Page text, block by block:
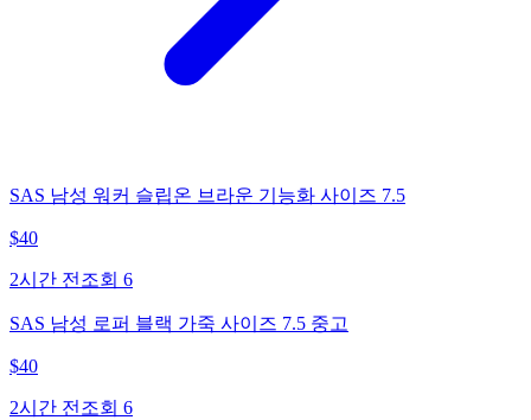
SAS 남성 워커 슬립온 브라운 기능화 사이즈 7.5
$40
2시간 전 조회 6
SAS 남성 로퍼 블랙 가죽 사이즈 7.5 중고
$40
2시간 전 조회 6